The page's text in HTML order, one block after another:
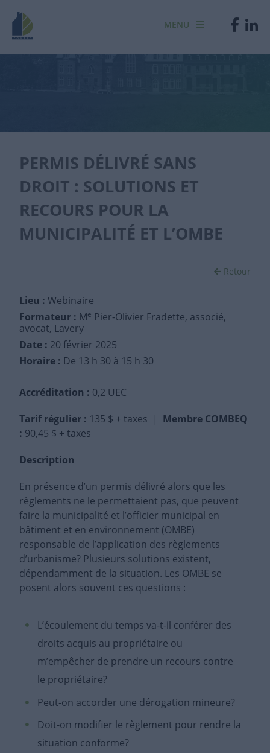
MENU
PERMIS DÉLIVRÉ SANS
DROIT : SOLUTIONS ET
RECOURS POUR LA
MUNICIPALITÉ ET L’OMBE
Retour
Lieu : Webinaire
Formateur : Me Pier-Olivier Fradette, associé,
avocat, Lavery
Date : 20 février 2025
Horaire : De 13 h 30 à 15 h 30
Accréditation : 0,2 UEC
Tarif régulier : 135 $ + taxes | Membre COMBEQ
: 90,45 $ + taxes
Description
En présence d’un permis délivré alors que les
règlements ne le permettaient pas, que peuvent
faire la municipalité et l’officier municipal en
bâtiment et en environnement (OMBE)
responsable de l’application des règlements
d’urbanisme? Plusieurs solutions existent,
dépendamment de la situation. Les OMBE se
posent alors souvent ces questions :
L’écoulement du temps va-t-il conférer des
droits acquis au propriétaire ou
m’empêcher de prendre un recours contre
le propriétaire?
Peut-on accorder une dérogation mineure?
Doit-on modifier le règlement pour rendre la
situation conforme?